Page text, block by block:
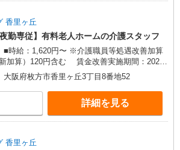
香里ヶ丘
夜勤専従】有料老人ホームの介護スタッフ
■時給：1,620円〜 ※介護職員等処遇改善加算
新加算）120円含む 賃金改善実施期間：2025
月〜2026年8月
大阪府枚方市香里ヶ丘3丁目8番地52
詳細を見る
香里ヶ丘